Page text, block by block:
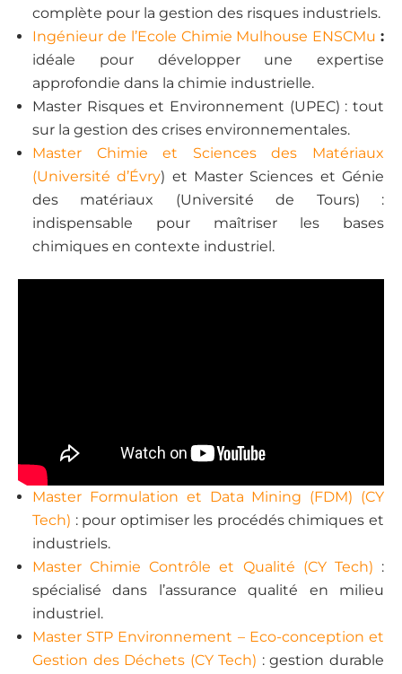
complète pour la gestion des risques industriels.
Ingénieur de l’Ecole Chimie Mulhouse ENSCMu :
idéale pour développer une expertise
approfondie dans la chimie industrielle.
Master Risques et Environnement (UPEC) : tout
sur la gestion des crises environnementales.
Master Chimie et Sciences des Matériaux
(Université d’Évry) et Master Sciences et Génie
des matériaux (Université de Tours) :
indispensable pour maîtriser les bases
chimiques en contexte industriel.
Master Formulation et Data Mining (FDM) (CY
Tech) : pour optimiser les procédés chimiques et
industriels.
Master Chimie Contrôle et Qualité (CY Tech) :
spécialisé dans l’assurance qualité en milieu
industriel.
Master STP Environnement – Eco-conception et
Gestion des Déchets (CY Tech) : gestion durable